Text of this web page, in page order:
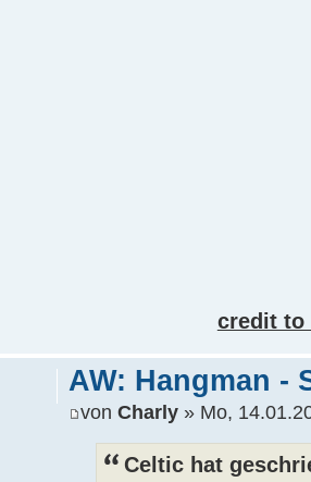
credit to
AW: Hangman -
von Charly » Mo,
Celtic hat